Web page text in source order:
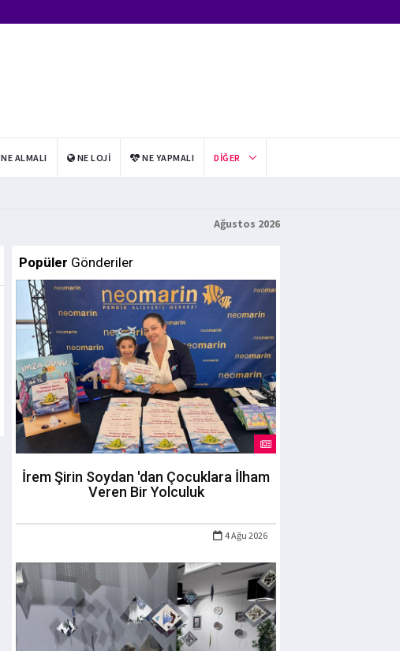
NE ALMALI NE LOJI NE YAPMALI DIĞER
Ağustos 2026
Popüler Gönderiler
İrem Şirin Soydan 'dan Çocuklara İlham
Veren Bir Yolculuk
4 Ağu 2026